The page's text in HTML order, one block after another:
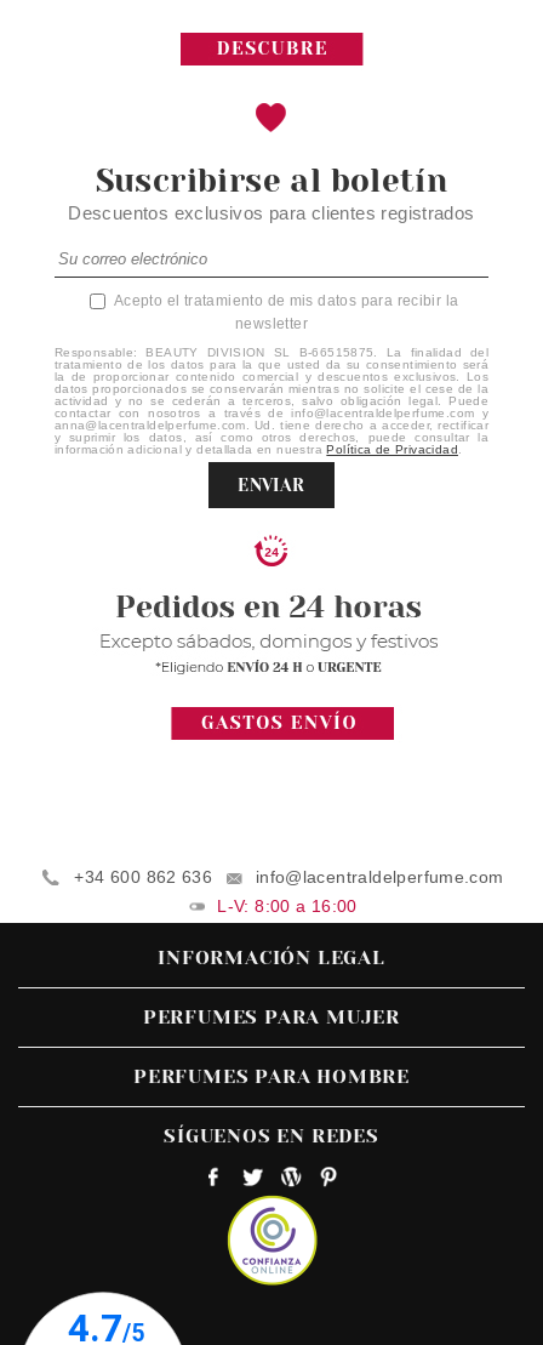
Suscribirse al boletín
Descuentos exclusivos para clientes registrados
Acepto el tratamiento de mis datos para recibir la
newsletter
Responsable: BEAUTY DIVISION SL B-66515875. La finalidad del
tratamiento de los datos para la que usted da su consentimiento será
la de proporcionar contenido comercial y descuentos exclusivos. Los
datos proporcionados se conservarán mientras no solicite el cese de la
actividad y no se cederán a terceros, salvo obligación legal. Puede
contactar con nosotros a través de info@lacentraldelperfume.com y
anna@lacentraldelperfume.com. Ud. tiene derecho a acceder, rectificar
y suprimir los datos, así como otros derechos, puede consultar la
información adicional y detallada en nuestraPolítica de Privacidad
ENVIAR
+34 600 862 636
info@lacentraldelperfume.com
L-V: 8:00 a 16:00
INFORMACIÓN LEGAL
PERFUMES PARA MUJER
PERFUMES PARA HOMBRE
SÍGUENOS EN REDES